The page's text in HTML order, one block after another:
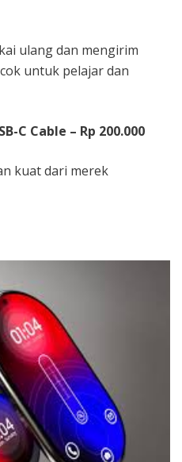
ulang dan mengirim
untuk pelajar dan
C Cable – Rp 200.000
kuat dari merek